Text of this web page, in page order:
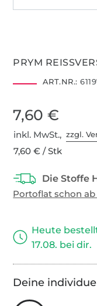
PRYM
ART.NR.:
7,60 €
inkl. MwSt.,zzgl.
7,60 € / Stk
Heute
17.08. bei dir.
Deine